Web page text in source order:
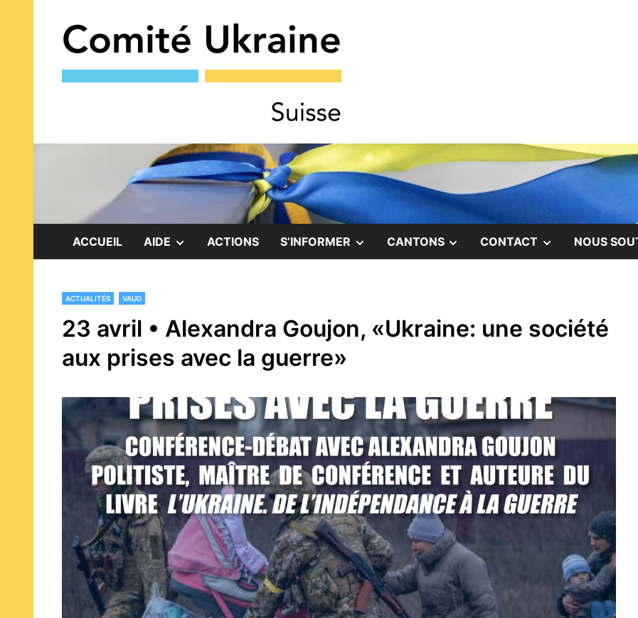
content
ACCUEIL AIDE SHOWACTIONS S’INFORMER SHOWCANTONS SHOWCONTACT SHOWNOUS
ACTUALITÉS VAUD
23 avril • Alexandra Goujon, «Ukraine: une société
aux prises avec la guerre»